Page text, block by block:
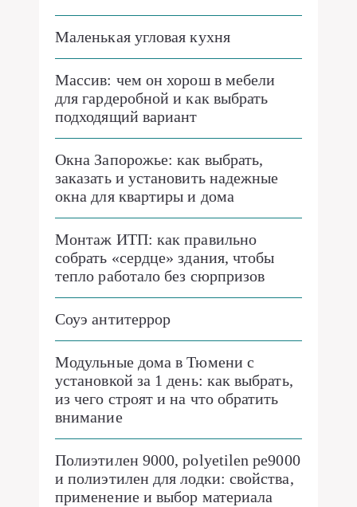
Маленькая угловая кухня
Массив: чем он хорош в мебели
для гардеробной и как выбрать
подходящий вариант
Окна Запорожье: как выбрать,
заказать и установить надежные
окна для квартиры и дома
Монтаж ИТП: как правильно
собрать «сердце» здания, чтобы
тепло работало без сюрпризов
Соуэ антитеррор
Модульные дома в Тюмени с
установкой за 1 день: как выбрать,
из чего строят и на что обратить
внимание
Полиэтилен 9000, polyetilen pe9000
и полиэтилен для лодки: свойства,
применение и выбор материала